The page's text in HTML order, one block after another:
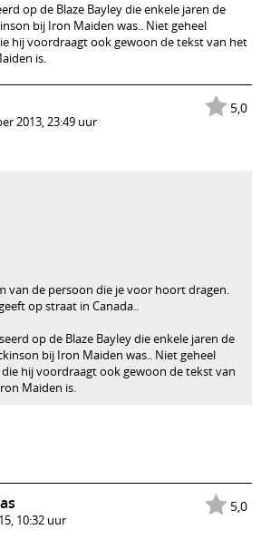
op de Blaze Bayley die enkele jaren de
bij Iron Maiden was.. Niet geheel
hij voordraagt ook gewoon de tekst van het
is.
5,0
2013, 23:49 uur
van de persoon die je voor hoort dragen.
op straat in Canada..
op de Blaze Bayley die enkele jaren de
bij Iron Maiden was.. Niet geheel
hij voordraagt ook gewoon de tekst van
Maiden is.
5,0
10:32 uur